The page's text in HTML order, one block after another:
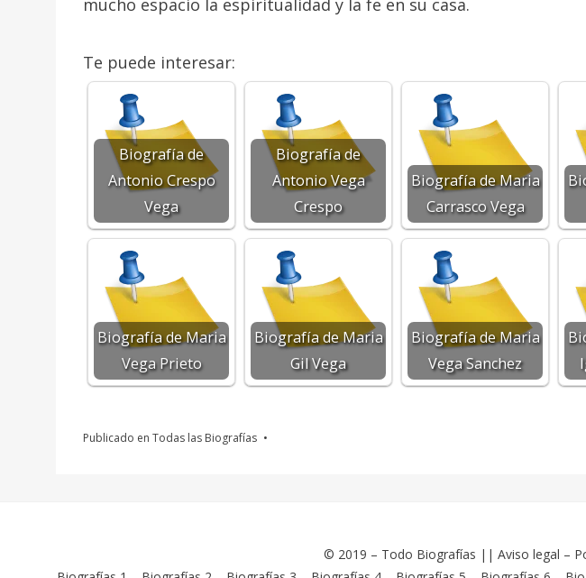
mucho espacio la espiritualidad y la fe en su casa.
Te puede interesar:
Biografía de
Antonio Crespo
Vega
Biografía de
Antonio Vega
Crespo
Biografía de Maria
Carrasco Vega
Biografía de Maria
Vega Prieto
Biografía de Maria
Gil Vega
Biografía de Maria
Vega Sanchez
Publicado en Todas las Biografías
© 2019 – Todo Biografías || Aviso legal –